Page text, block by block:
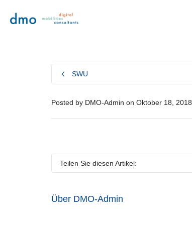
SWU
Posted by DMO-Admin on Oktober 18, 2018
Teilen Sie diesen Artikel:
Über DMO-Admin